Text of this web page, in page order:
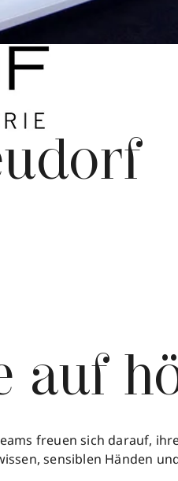
auf
freuen sich darauf,
sensiblen Händen